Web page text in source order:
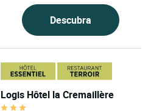
Descubra
Logis Hôtel la Cremaillère